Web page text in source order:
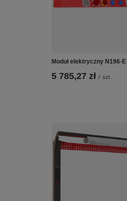
Moduł elektryczny N196-E
5 785,27 zł / szt.